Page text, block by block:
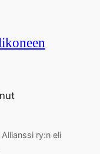
ry:n eli